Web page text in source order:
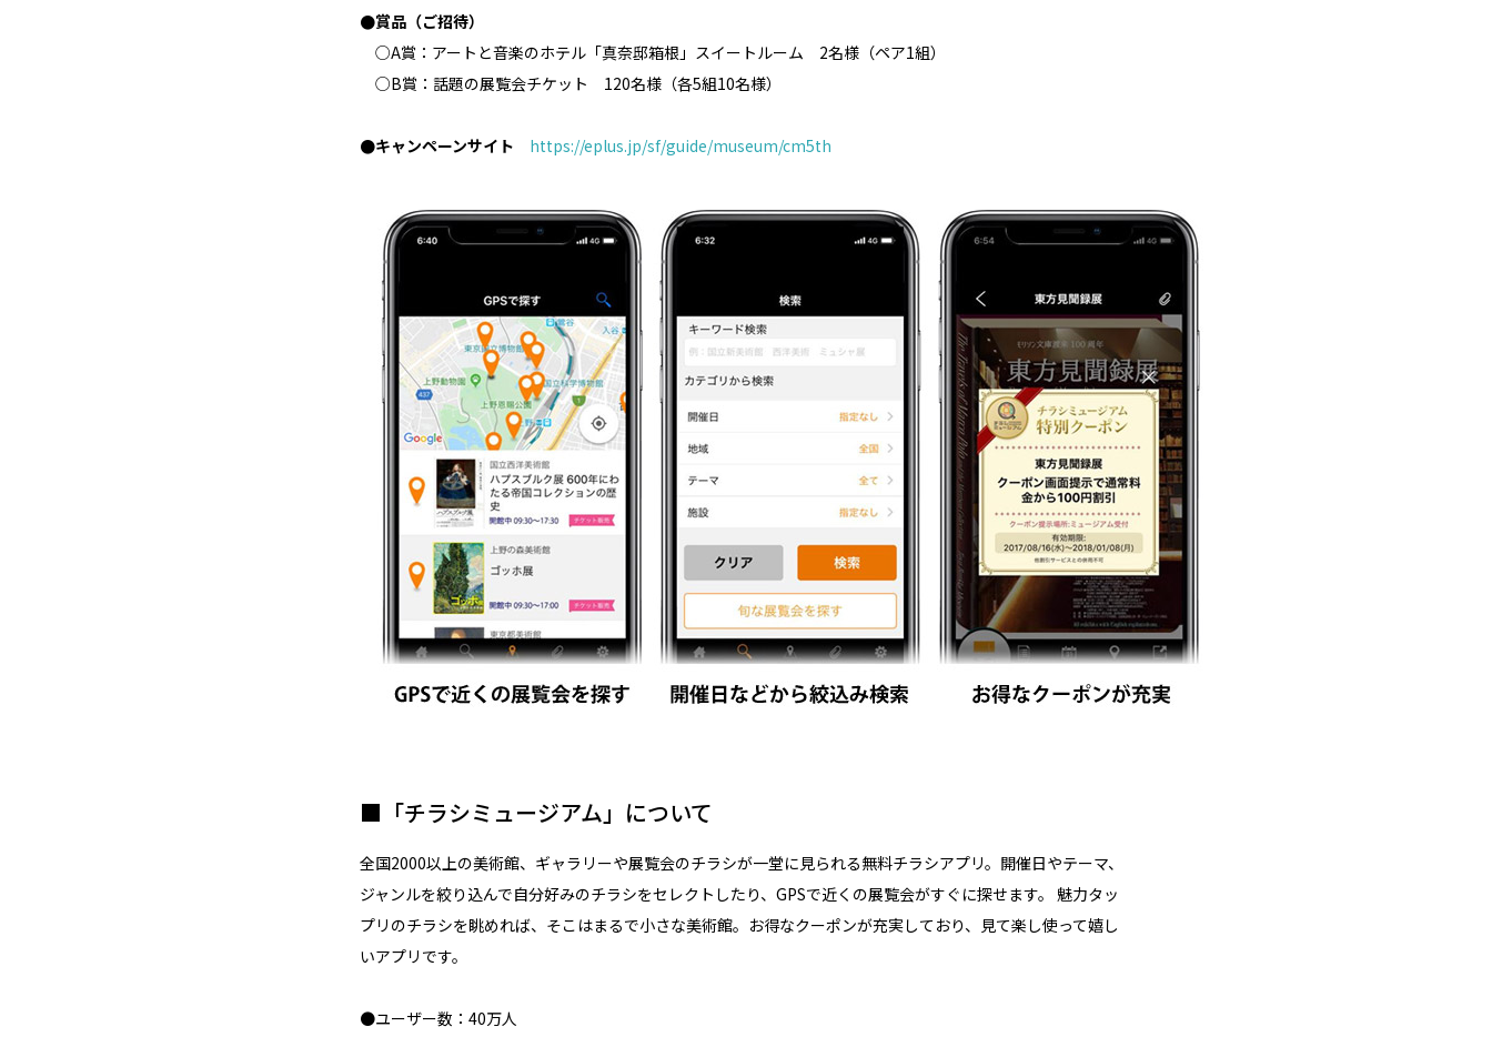
●賞品（ご招待）
○A賞：アートと音楽のホテル「真奈邸箱根」スイートルーム 2名様（ペア1組）
○B賞：話題の展覧会チケット 120名様（各5組10名様）
●キャンペーンサイト https://eplus.jp/sf/guide/museum/cm5th
■「チラシミュージアム」について
全国2000以上の美術館、ギャラリーや展覧会のチラシが一堂に見られる無料チラシアプリ。開催日やテーマ、
ジャンルを絞り込んで自分好みのチラシをセレクトしたり、GPSで近くの展覧会がすぐに探せます。 魅力タッ
プリのチラシを眺めれば、そこはまるで小さな美術館。お得なクーポンが充実しており、見て楽し使って嬉し
いアプリです。
●ユーザー数：40万人